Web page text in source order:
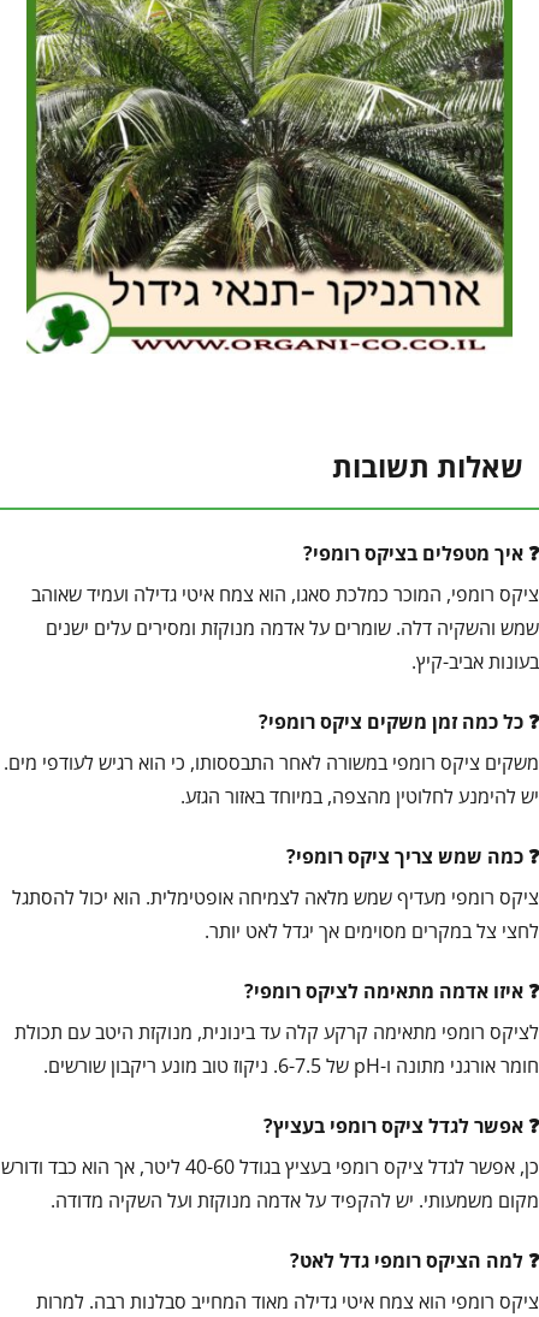
שאלות תשובות
איך מטפלים בציקס רומפי?
ציקס רומפי, המוכר כמלכת סאגו, הוא צמח איטי גדילה ועמיד שאוהב
שמש והשקיה דלה. שומרים על אדמה מנוקזת ומסירים עלים ישנים
בעונות אביב-קיץ.
כל כמה זמן משקים ציקס רומפי?
משקים ציקס רומפי במשורה לאחר התבססותו, כי הוא רגיש לעודפי מים.
יש להימנע לחלוטין מהצפה, במיוחד באזור הגזע.
כמה שמש צריך ציקס רומפי?
ציקס רומפי מעדיף שמש מלאה לצמיחה אופטימלית. הוא יכול להסתגל
לחצי צל במקרים מסוימים אך יגדל לאט יותר.
איזו אדמה מתאימה לציקס רומפי?
לציקס רומפי מתאימה קרקע קלה עד בינונית, מנוקזת היטב עם תכולת
חומר אורגני מתונה ו-pH של 6-7.5. ניקוז טוב מונע ריקבון שורשים.
אפשר לגדל ציקס רומפי בעציץ?
כן, אפשר לגדל ציקס רומפי בעציץ בגודל 40-60 ליטר, אך הוא כבד ודורש
מקום משמעותי. יש להקפיד על אדמה מנוקזת ועל השקיה מדודה.
למה הציקס רומפי גדל לאט?
ציקס רומפי הוא צמח איטי גדילה מאוד המחייב סבלנות רבה. למרות